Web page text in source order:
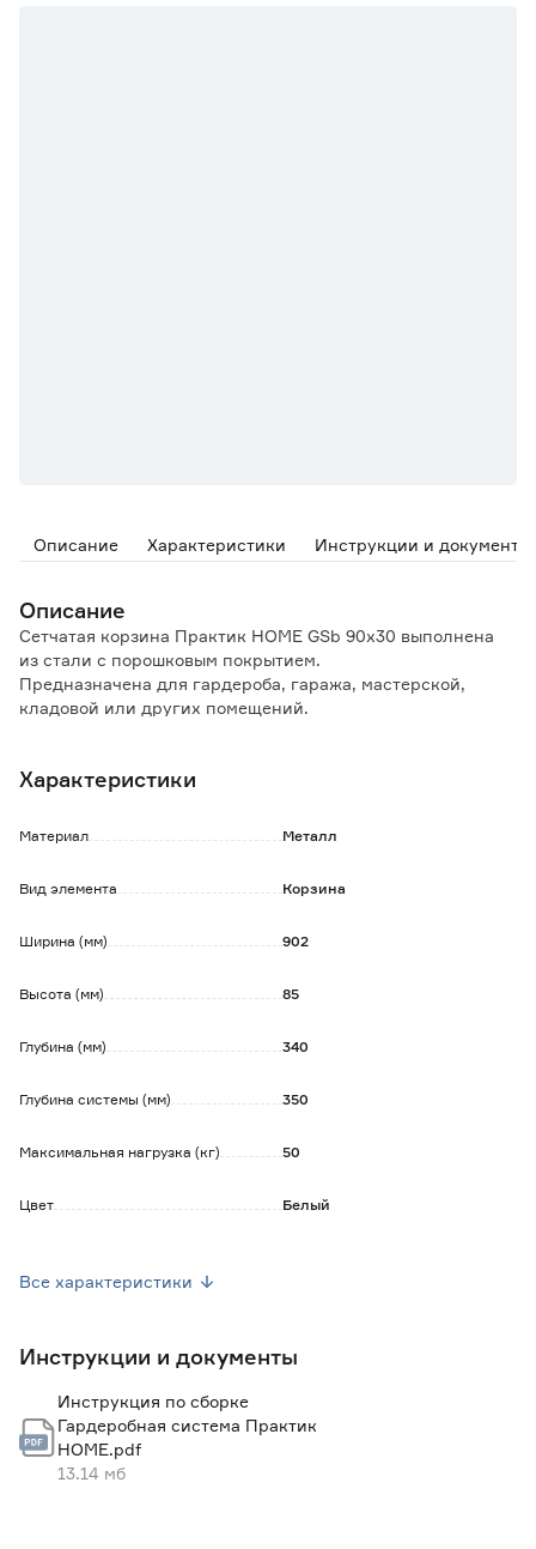
Описание Характеристики Инструкции и документы
Описание
Сетчатая корзина Практик HOME GSb 90х30 выполнена
из стали с порошковым покрытием.
Предназначена для гардероба, гаража, мастерской,
кладовой или других помещений.
Вместительная и удобная полка с высоким бортиком
Характеристики
Материал Металл
Вид элемента Корзина
Ширина (мм) 902
Высота (мм) 85
Глубина (мм) 340
Глубина системы (мм) 350
Максимальная нагрузка (кг) 50
Цвет Белый
Страна производства Россия
Вес брутто (кг)
Ширина элемента (мм)
Все характеристики
Инструкции и документы
Инструкция по сборке
Гардеробная система Практик
HOME.pdf
13.14 мб